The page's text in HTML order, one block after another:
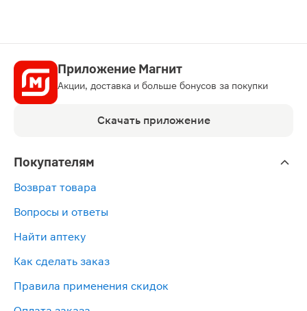
Приложение Магнит
Акции, доставка и больше бонусов за покупки
Скачать приложение
Покупателям
Возврат товара
Вопросы и ответы
Найти аптеку
Как сделать заказ
Правила применения скидок